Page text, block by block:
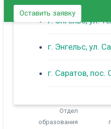
г. Энгельс, ул.
г. Энгельс, ул.
г. Саратов, пос.
Отдел
образования
Оставить заявку